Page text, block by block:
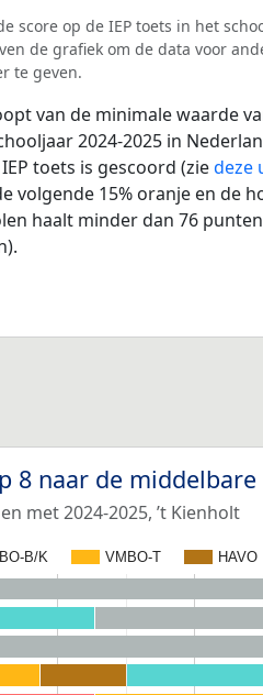
score op de IEP toets in het
de grafiek om de data voor
te geven.
van de minimale waarde
2024-2025 in
toets is gescoord (ziedeze
volgende 15% oranje en de
haalt minder dan 76
8 naar de middelbare
met 2024-2025, ’t Kienholt
B/K VMBO-T HAVO